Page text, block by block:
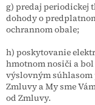
g) predaj periodickej
dohody o
ochrannom obale;
h) poskytovanie
hmotnom nosiči a
výslovným
Zmluvy a My sme
od Zmluvy.